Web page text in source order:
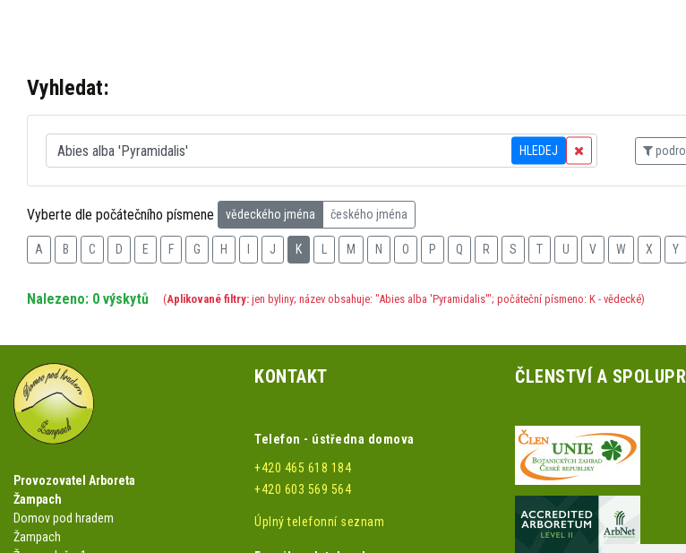
Vyhledat:
HLEDEJ
Vyberte dle počátečního písmene vědeckého jména českého jména
A B C D E F G H J K M N O P Q R S T U V W X Y
Nalezeno: 0 výskytů (Aplikované filtry: jen byliny; název obsahuje: "Abies alba 'Pyramidalis'"; počáteční písmeno: K - vědecké)
Provozovatel Arboreta
Žampach
Domov pod hradem
Žampach
KONTAKT
Telefon - ústředna domova
+420 465 618 184
+420 603 569 564
Úplný telefonní seznam
ČLENSTVÍ A